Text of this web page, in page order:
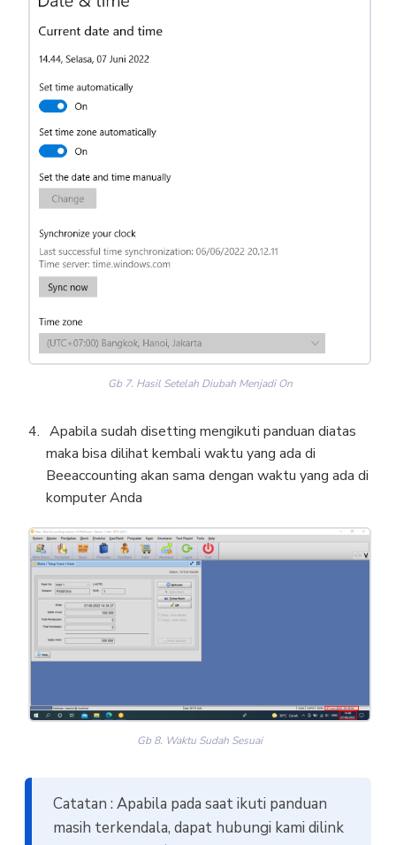
Gb 7. Hasil Setelah Diubah Menjadi On
Apabila sudah disetting mengikuti panduan diatas
maka bisa dilihat kembali waktu yang ada di
Beeaccounting akan sama dengan waktu yang ada di
komputer Anda
Gb 8. Waktu Sudah Sesuai
Catatan : Apabila pada saat ikuti panduan
masih terkendala, dapat hubungi kami dilink